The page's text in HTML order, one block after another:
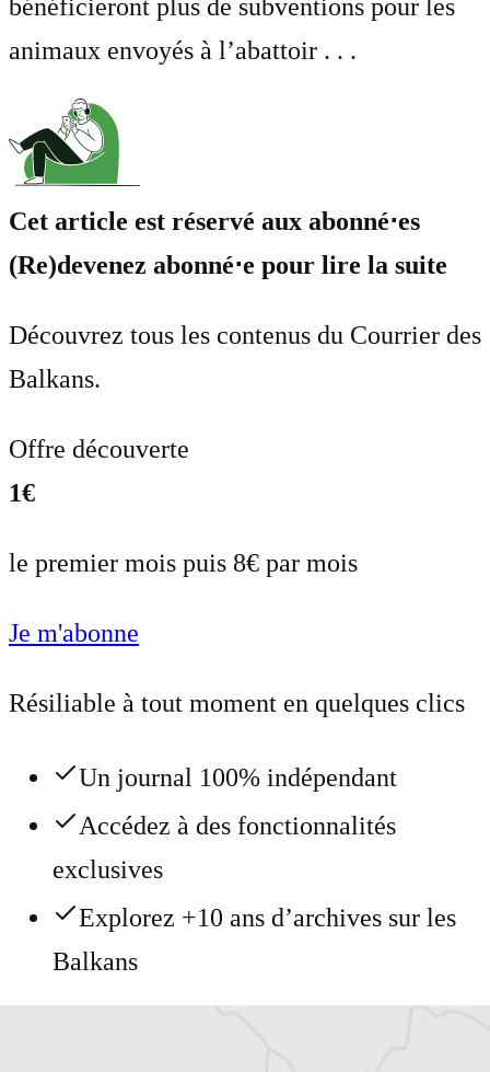
bénéficieront plus de subventions pour les
animaux envoyés à l’abattoir . . .
Cet article est réservé aux abonné⋅es
(Re)devenez abonné⋅e pour lire la suite
Découvrez tous les contenus du Courrier des
Balkans.
Offre découverte
1€
le premier mois puis 8€ par mois
Je m'abonne
Résiliable à tout moment en quelques clics
Un journal 100% indépendant
Accédez à des fonctionnalités
exclusives
Explorez +10 ans d’archives sur les
Balkans